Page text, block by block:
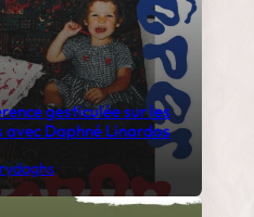
gesticulée sur les
Daphné Linardos